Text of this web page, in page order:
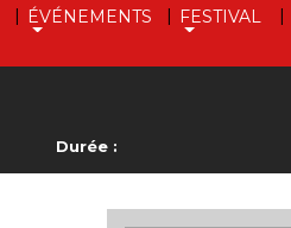
| ÉVÉNEMENTS | FESTIVAL |
Durée :